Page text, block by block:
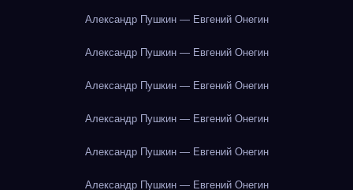
Александр Пушкин — Евгений Онегин
Александр Пушкин — Евгений Онегин
Александр Пушкин — Евгений Онегин
Александр Пушкин — Евгений Онегин
Александр Пушкин — Евгений Онегин
Александр Пушкин — Евгений Онегин